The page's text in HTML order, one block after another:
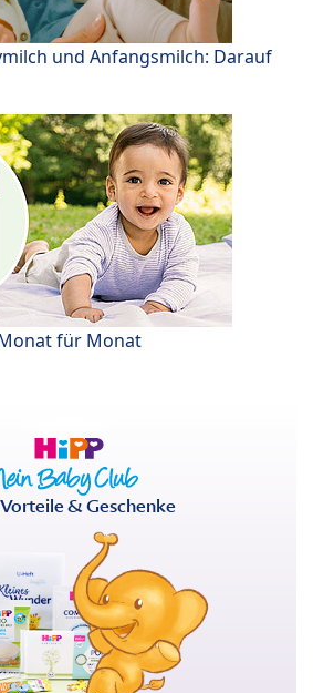
und Anfangsmilch: Darauf
für Monat
& Geschenke